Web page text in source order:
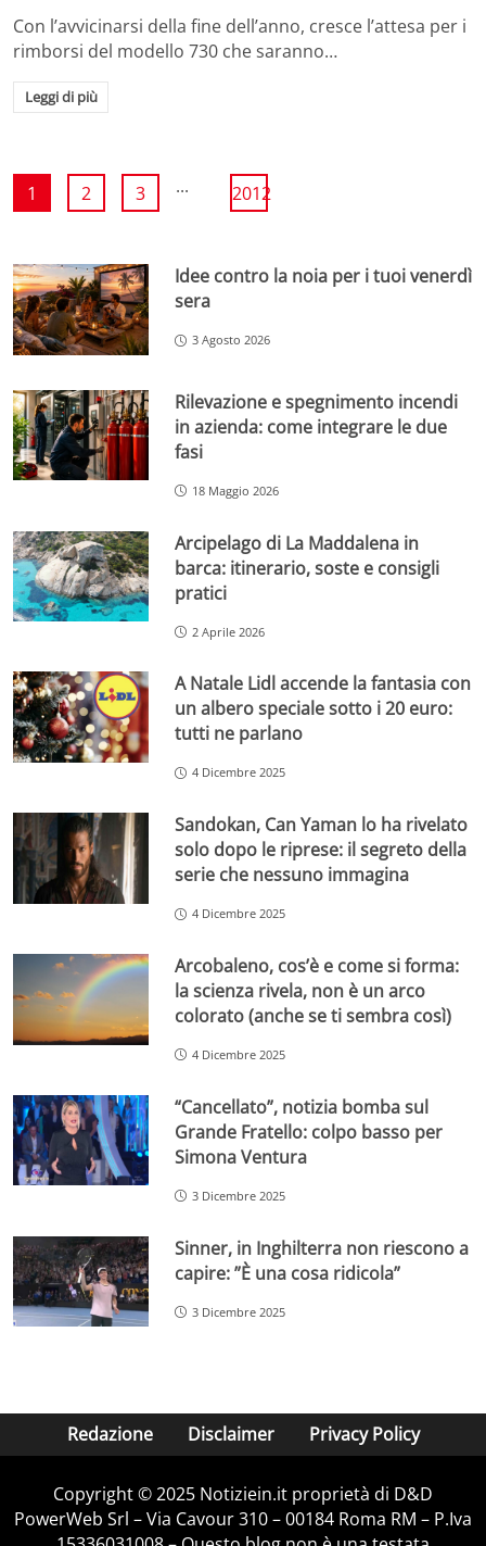
Con l’avvicinarsi della fine dell’anno, cresce l’attesa per i
rimborsi del modello 730 che saranno…
Leggi di più
1 2 3 ... 2012
Idee contro la noia per i tuoi venerdì
sera
3 Agosto 2026
Rilevazione e spegnimento incendi
in azienda: come integrare le due
fasi
18 Maggio 2026
Arcipelago di La Maddalena in
barca: itinerario, soste e consigli
pratici
2 Aprile 2026
A Natale Lidl accende la fantasia con
un albero speciale sotto i 20 euro:
tutti ne parlano
4 Dicembre 2025
Sandokan, Can Yaman lo ha rivelato
solo dopo le riprese: il segreto della
serie che nessuno immagina
4 Dicembre 2025
Arcobaleno, cos’è e come si forma:
la scienza rivela, non è un arco
colorato (anche se ti sembra così)
4 Dicembre 2025
“Cancellato”, notizia bomba sul
Grande Fratello: colpo basso per
Simona Ventura
3 Dicembre 2025
Sinner, in Inghilterra non riescono a
capire: ”È una cosa ridicola”
3 Dicembre 2025
Redazione Disclaimer Privacy Policy
Copyright © 2025 Notiziein.it proprietà di D&D
PowerWeb Srl – Via Cavour 310 – 00184 Roma RM – P.Iva